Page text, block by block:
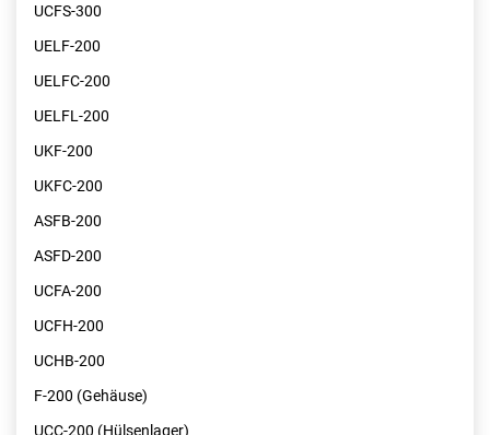
UCFS-300
UELF-200
UELFC-200
UELFL-200
UKF-200
UKFC-200
ASFB-200
ASFD-200
UCFA-200
UCFH-200
UCHB-200
F-200 (Gehäuse)
UCC-200 (Hülsenlager)